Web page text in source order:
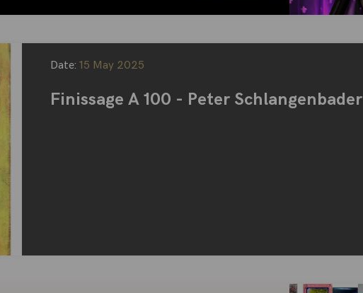
Date: 15 May 2025
Finissage A 100 - Peter Schlangenbader